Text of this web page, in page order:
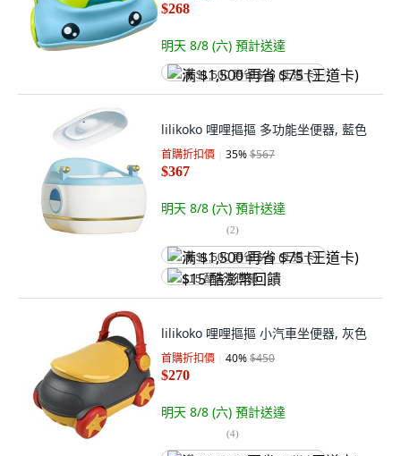
$268
明天 8/8 (六) 預計送達
满 $1,500 再省 $75 (王道卡)
lilikoko 哩哩摳摳 多功能坐便器, 藍色
首購折扣價 35%$567
$367
明天 8/8 (六) 預計送達
(2)
满 $1,500 再省 $75 (王道卡)
$15 酷澎幣回饋
lilikoko 哩哩摳摳 小汽車坐便器, 灰色
首購折扣價 40%$450
$270
明天 8/8 (六) 預計送達
(4)